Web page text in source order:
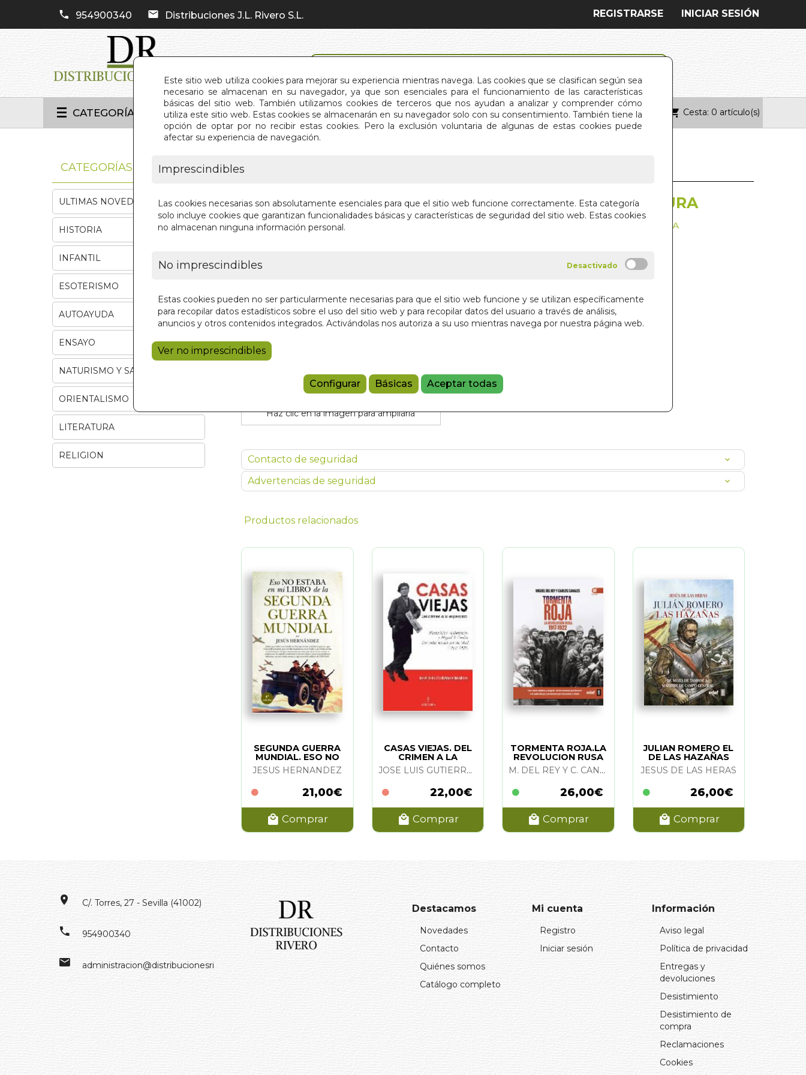
Este sitio web utiliza cookies para mejorar su experiencia mientras navega. Las cookies que se clasifican según sea
necesario se almacenan en su navegador, ya que son esenciales para el funcionamiento de las características
básicas del sitio web. También utilizamos cookies de terceros que nos ayudan a analizar y comprender cómo
utiliza este sitio web. Estas cookies se almacenarán en su navegador solo con su consentimiento. También tiene la
opción de optar por no recibir estas cookies. Pero la exclusión voluntaria de algunas de estas cookies puede
afectar su experiencia de navegación.
Imprescindibles
Las cookies necesarias son absolutamente esenciales para que el sitio web funcione correctamente. Esta categoría
solo incluye cookies que garantizan funcionalidades básicas y características de seguridad del sitio web. Estas cookies
no almacenan ninguna información personal.
No imprescindibles
Estas cookies pueden no ser particularmente necesarias para que el sitio web funcione y se utilizan específicamente
para recopilar datos estadísticos sobre el uso del sitio web y para recopilar datos del usuario a través de análisis,
anuncios y otros contenidos integrados. Activándolas nos autoriza a su uso mientras navega por nuestra página web.
Ver no imprescindibles
Configurar Básicas Aceptar todas
954900340 Distribuciones J.L. Rivero S.L. INICIAR SESIÓN
REGISTRARSE
CATEGORÍAS INICIO QUIÉNES SOMOS CONTACTO Cesta: 0 artículo(s)
Haz clic en la imagen para ampliarla
EVOLUCIONISMO Y CULTURA
DARWINISMO EN EUROPA E IBEROAMERICA
18,00 €
Añadir a la cesta
Contacto de seguridad
Advertencias de seguridad
Productos relacionados
SEGUNDA GUERRA
MUNDIAL. ESO NO
ESTABA...
JESUS HERNANDEZ
21,00€
Comprar
CASAS VIEJAS. DEL
CRIMEN A LA
ESPERANZA
JOSE LUIS GUTIERREZ MOLINA
22,00€
Comprar
TORMENTA ROJA.LA
REVOLUCION RUSA
M. DEL REY Y C. CANALES
26,00€
Comprar
JULIAN ROMERO EL
DE LAS HAZAÑAS
JESUS DE LAS HERAS
26,00€
Comprar
CATEGORÍAS
ULTIMAS NOVEDADES
HISTORIA
INFANTIL
ESOTERISMO
AUTOAYUDA
ENSAYO
NATURISMO Y SALUD
ORIENTALISMO
LITERATURA
RELIGION
C/. Torres, 27 - Sevilla (41002)
954900340
administracion@distribucionesrivero.es
Destacamos
Novedades
Contacto
Quiénes somos
Catálogo completo
Mi cuenta
Registro
Iniciar sesión
Información
Aviso legal
Política de privacidad
Entregas y
devoluciones
Desistimiento
Desistimiento de
compra
Reclamaciones
Cookies